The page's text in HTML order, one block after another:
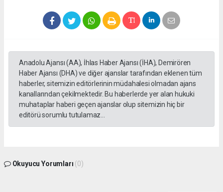
Anadolu Ajansı (AA), İhlas Haber Ajansı (İHA), Demirören
Haber Ajansı (DHA) ve diğer ajanslar tarafından eklenen tüm
haberler, sitemizin editörlerinin müdahalesi olmadan ajans
kanallarından çekilmektedir. Bu haberlerde yer alan hukuki
muhataplar haberi geçen ajanslar olup sitemizin hiç bir
editörü sorumlu tutulamaz...
Okuyucu Yorumları (0)